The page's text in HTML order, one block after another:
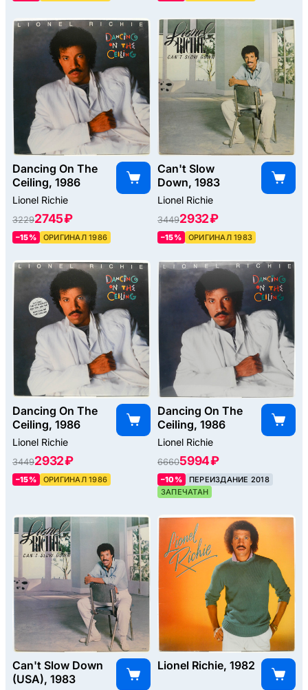
Dancing On The
Ceiling, 1986
Lionel Richie
32292745 ₽
–15% ОРИГИНАЛ 1986
Can't Slow
Down, 1983
Lionel Richie
34492932 ₽
–15% ОРИГИНАЛ 1983
Dancing On The
Ceiling, 1986
Lionel Richie
34492932 ₽
–15% ОРИГИНАЛ 1986
Dancing On The
Ceiling, 1986
Lionel Richie
66605994 ₽
–10%
ПЕРЕИЗДАНИЕ 2018
ЗАПЕЧАТАН
Can't Slow Down
(USA), 1983
Lionel Richie, 1982